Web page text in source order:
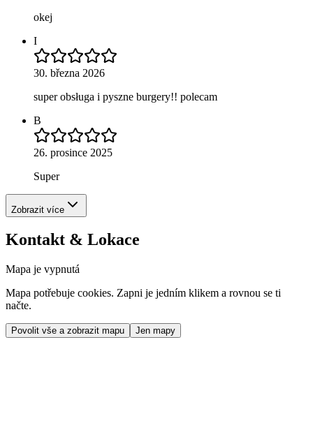
okej
I
30. března 2026
super obsługa i pyszne burgery!! polecam
B
26. prosince 2025
Super
Zobrazit více
Kontakt & Lokace
Mapa je vypnutá
Mapa potřebuje cookies. Zapni je jedním klikem a rovnou se ti
načte.
Povolit vše a zobrazit mapu Jen mapy